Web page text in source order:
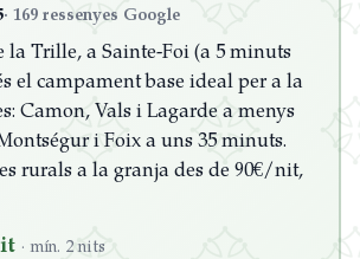
· 169 ressenyes Google
la Trille, a Sainte-Foi (a 5 minuts
el campament base ideal per a la
Camon, Vals i Lagarde a menys
i Foix a uns 35 minuts.
rurals a la granja des de 90€/nit,
· mín. 2 nits